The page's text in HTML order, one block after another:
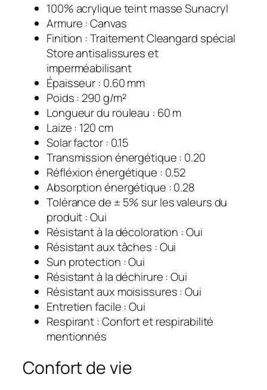
100% acrylique teint masse Sunacryl
Armure : Canvas
Finition : Traitement Cleangard spécial
Store antisalissures et
imperméabilisant
Épaisseur : 0.60 mm
Poids : 290 g/m²
Longueur du rouleau : 60 m
Laize : 120 cm
Solar factor : 0.15
Transmission énergétique : 0.20
Réfléxion énergétique : 0.52
Absorption énergétique : 0.28
Tolérance de ± 5% sur les valeurs du
produit : Oui
Résistant à la décoloration : Oui
Résistant aux tâches : Oui
Sun protection : Oui
Résistant à la déchirure : Oui
Résistant aux moisissures : Oui
Entretien facile : Oui
Respirant : Confort et respirabilité
mentionnés
Confort de vie